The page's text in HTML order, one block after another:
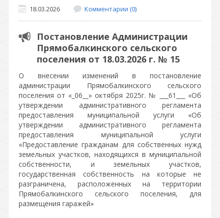
18.03.2026
Комментарии (0)
Постановление Администрации
Прямобалкинского сельского
поселения от 18.03.2026 г. № 15
О внесении изменений в постановление
администрации Прямобалкинского сельского
поселения от «_06__» октября 2025г. № ___61___ «Об
утверждении административного регламента
предоставления муниципальной услуги «Об
утверждении административного регламента
предоставления муниципальной услуги
«Предоставление гражданам для собственных нужд
земельных участков, находящихся в муниципальной
собственности, и земельных участков,
государственная собственность на которые не
разграничена, расположенных на территории
Прямобалкинского сельского поселения, для
размещения гаражей»